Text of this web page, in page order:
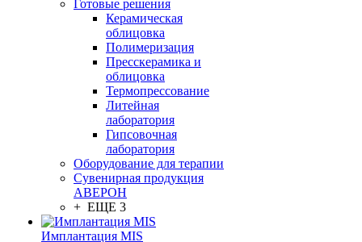
Готовые решения
Керамическая
облицовка
Полимеризация
Пресскерамика и
облицовка
Термопрессование
Литейная
лаборатория
Гипсовочная
лаборатория
Оборудование для терапии
Сувенирная продукция
АВЕРОН
+ ЕЩЕ 3
Имплантация MIS